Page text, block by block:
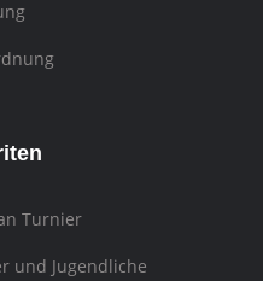
Turnier
und Jugendliche